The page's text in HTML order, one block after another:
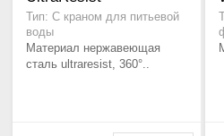
Тип: С краном для питьевой
воды
Материал нержавеющая
сталь ultraresist, 360°..